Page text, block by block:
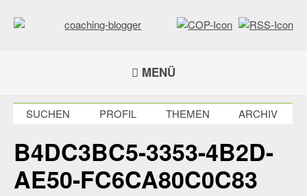
zum
MENÜ
B4DC3BC5-3353-4B2D-
AE50-FC6CA80C0C83
SUCHEN PROFIL THEMEN ARCHIV